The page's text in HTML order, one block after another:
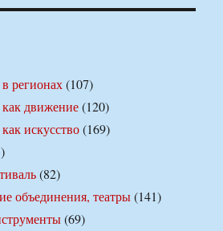
регионах(107)
как движение(120)
искусство(169)
(82)
объединения, театры(141)
(69)